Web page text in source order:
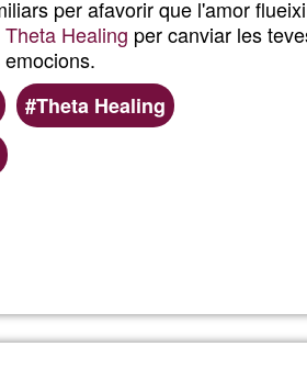
per afavorir que l'amor
Theta Healing per canviar les
Theta Healing
Priti